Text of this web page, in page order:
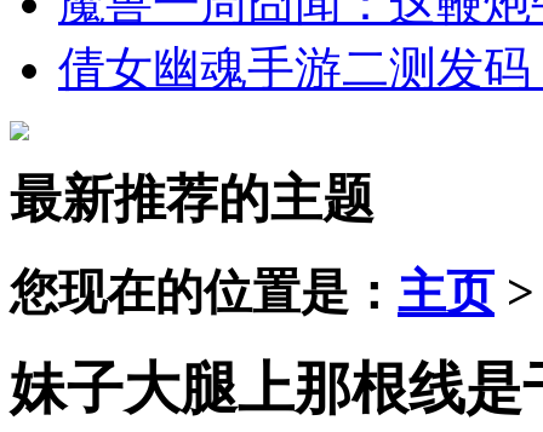
倩女幽魂手游二测发
最新推荐的主题
您现在的位置是： 主页
妹子大腿上那根线